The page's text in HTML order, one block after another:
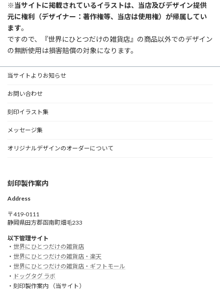
※当サイトに掲載されているイラストは、当店及びデザイン提供
元に権利（デザイナー：著作権等、当店は使用権）が帰属してい
ます。
ですので、『世界にひとつだけの雑貨店』の商品以外でのデザイン
の無断使用は損害賠償の対象になります。
当サイトよりお知らせ
お問い合わせ
刻印イラスト集
メッセージ集
オリジナルデザインのオーダーについて
刻印製作案内
Address
〒419-0111
静岡県田方郡函南町畑毛233
以下管理サイト
・ 世界にひとつだけの雑貨店
・ 世界にひとつだけの雑貨店・楽天
・ 世界にひとつだけの雑貨店・ギフトモール
・ ドッグタグ ラボ
・刻印製作案内 （当サイト）